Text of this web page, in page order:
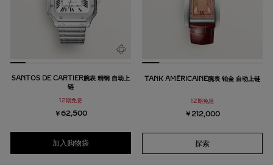
SANTOS DE CARTIER腕表 精钢 自动上
链
12期免息
￥62,500
加入购物袋
TANK AMÉRICAINE腕表 铂金 自动上链
12期免息
￥212,000
探索